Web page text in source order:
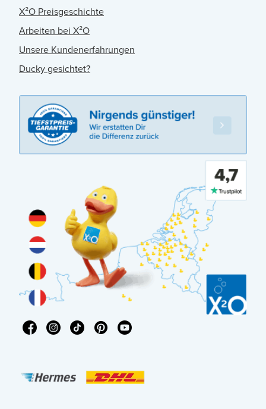
X²O Preisgeschichte
Arbeiten bei X²O
Unsere Kundenerfahrungen
Ducky gesichtet?